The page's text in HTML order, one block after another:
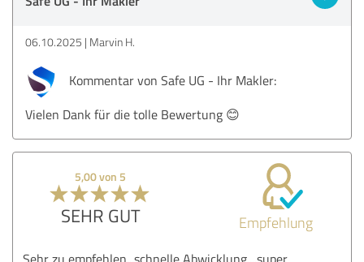
06.10.2025 Marvin H.
Kommentar von Safe UG - Ihr Makler:
Vielen Dank für die tolle Bewertung 😊
5,00 von 5
SEHR GUT Empfehlung